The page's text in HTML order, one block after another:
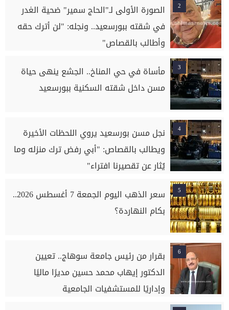
2
الصورة الأولى لـ"الحاج سمير" ضحية الغدر
في شقته ببورسعيد.. ونجله: "لن أترك حقه
وأطالب بالقصاص"
3
مأساة في حي المناخ.. الجشع ينهى حياة
مسن داخل شقته السكنية ببورسعيد
4
نجل مسن بورسعيد يروي اللحظات الأخيرة
ويطالب بالقصاص: "أبي رفض ترك منزله وما
يُثار عن تقصيرنا افتراء"
5
سعر الذهب اليوم الجمعة 7 أغسطس 2026..
بكام النهاردة؟
6
بقرار من رئيس جامعة سوهاج.. تعيين
الدكتور إيهاب محمد حسين مديرًا ماليًا
وإداريًا للمستشفيات الجامعية